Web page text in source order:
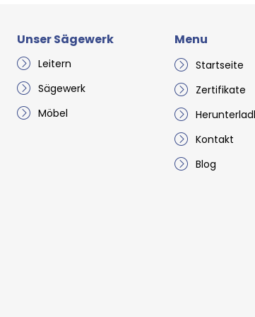
Unser Sägewerk
Leitern
Sägewerk
Möbel
Menu
Startseite
Zertifikate
Kontakt
Blog